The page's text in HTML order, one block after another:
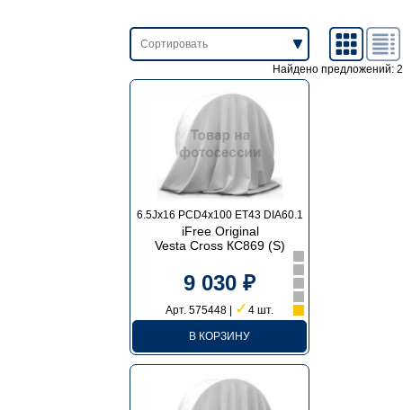
Найдено предложений: 2
6.5Jx16 PCD4x100 ET43 DIA60.1
iFree Original
Vesta Cross КС869 (S)
9 030 ₽
Арт. 575448 | ✓4 шт.
В КОРЗИНУ